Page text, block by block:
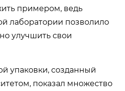
примером, ведь
лаборатории позволило
улучшить свои
упаковки, созданный
показал множество